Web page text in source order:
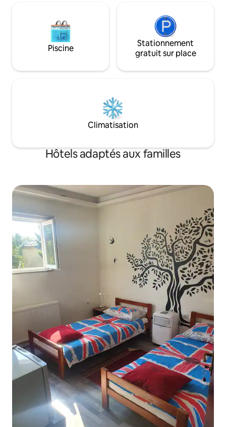
Piscine
Stationnement
gratuit sur place
Climatisation
Hôtels adaptés aux familles